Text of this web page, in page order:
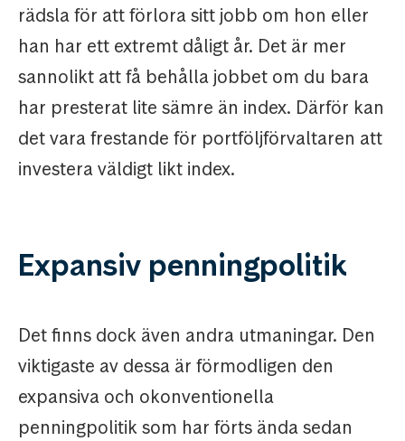
rädsla för att förlora sitt jobb om hon eller
han har ett extremt dåligt år. Det är mer
sannolikt att få behålla jobbet om du bara
har presterat lite sämre än index. Därför kan
det vara frestande för portföljförvaltaren att
investera väldigt likt index.
Expansiv penningpolitik
Det finns dock även andra utmaningar. Den
viktigaste av dessa är förmodligen den
expansiva och okonventionella
penningpolitik som har förts ända sedan